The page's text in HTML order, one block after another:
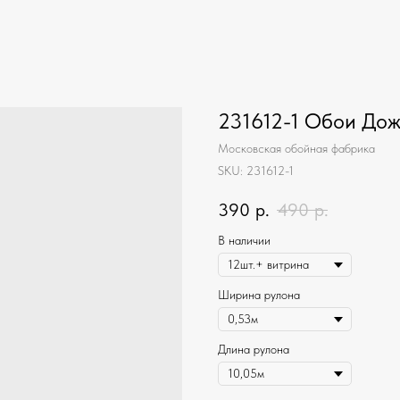
231612-1 Обои
Московская обойная фабрика
SKU: 231612-1
390 р. 490 р.
В наличии
Ширина рулона
Длина рулона